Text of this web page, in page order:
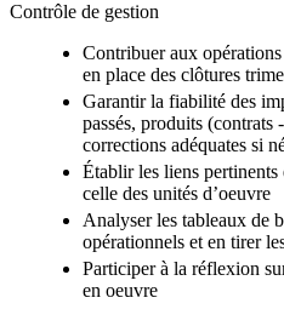
Contrôle de gestion
Contribuer aux
en place des clôtures
Garantir la fiabilité des
passés, produits (contrats
corrections adéquates si
Établir les liens pertinents
celle des unités d’oeuvre
Analyser les tableaux de
opérationnels et en tirer
Participer à la réflexion
en oeuvre